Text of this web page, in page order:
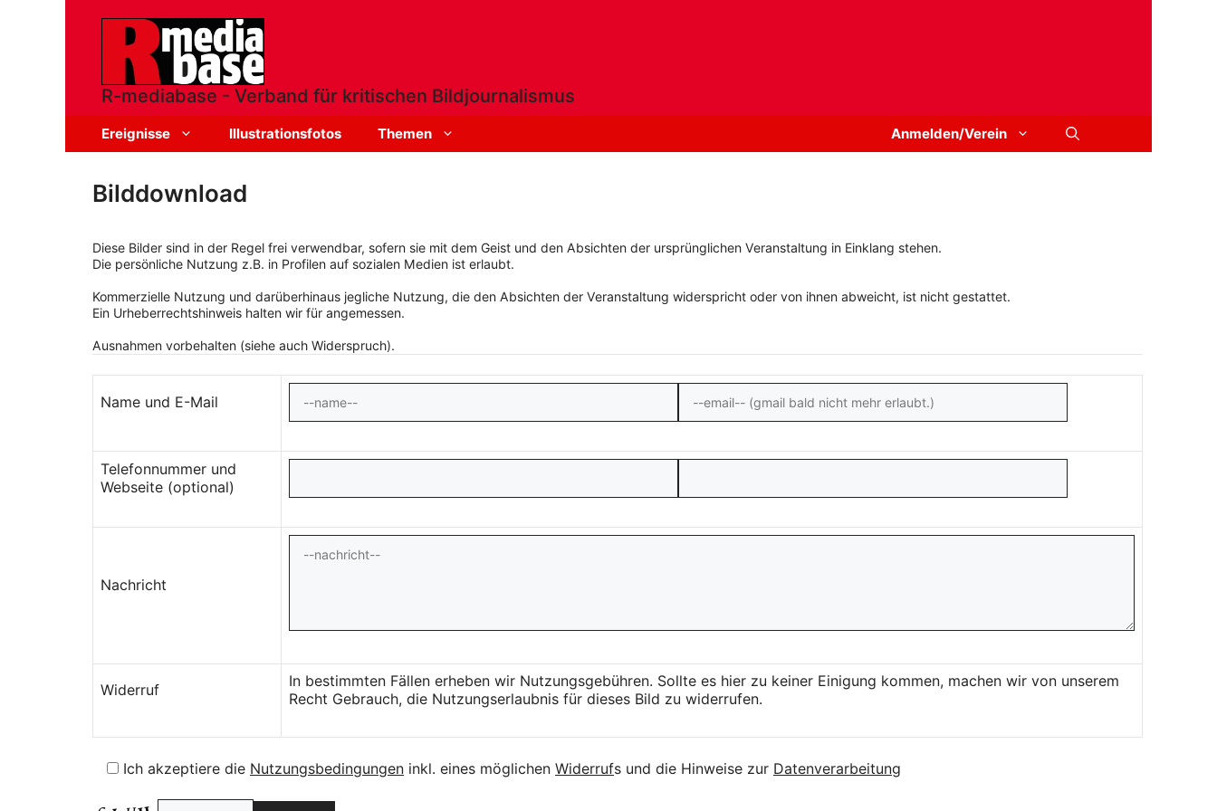
R-mediabase - Verband für kritischen Bildjournalismus
Ereignisse Illustrationsfotos Themen Anmelden/Verein
Bilddownload
Diese Bilder sind in der Regel frei verwendbar, sofern sie mit dem Geist und den Absichten der ursprünglichen Veranstaltung in Einklang stehen.
Die persönliche Nutzung z.B. in Profilen auf sozialen Medien ist erlaubt.
Kommerzielle Nutzung und darüberhinaus jegliche Nutzung, die den Absichten der Veranstaltung widerspricht oder von ihnen abweicht, ist nicht gestattet.
Ein Urheberrechtshinweis halten wir für angemessen.
Ausnahmen vorbehalten (siehe auch Widerspruch).
Name und E-Mail
Telefonnummer und
Webseite (optional)
Nachricht
Widerruf
In bestimmten Fällen erheben wir Nutzungsgebühren. Sollte es hier zu keiner Einigung kommen, machen wir von unserem
Recht Gebrauch, die Nutzungserlaubnis für dieses Bild zu widerrufen.
Ich akzeptiere die Nutzungsbedingungen inkl. eines möglichen Widerrufs und die Hinweise zur Datenverarbeitung